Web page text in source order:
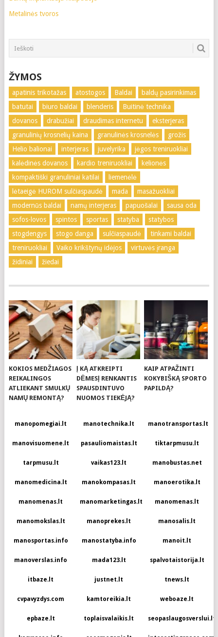
Metalinės tvoros
ŽYMOS
apatinis trikotažas atostogos Baldai
baldų pasirinkimas
batutai
biuro baldai blenderis
Buitinė technika
dovanos
drabužiai draudimas internetu
eksterjeras
granulinių krosnelių kaina
granulinės krosnelės
grožis
Helio balionai
interjeras juvelyrika
jėgos treniruokliai
kalėdinės dovanos
kardio treniruokliai
kelionės
kompaktiški granuliniai katilai
liemenėlė
lėtaeigė HUROM sulčiaspaudė
mada
masažuokliai
modernūs baldai
namų interjeras papuošalai
sausa oda
sofos-lovos
spintos sportas statyba
statybos
stogdengys
stogo danga sulčiaspaudė
tinkami baldai
treniruokliai
Vaiko krikštynų idėjos
virtuvės įranga
židiniai
žiedai
KOKIOS MEDŽIAGOS
REIKALINGOS
ATLIEKANT SMULKŲ
NAMŲ REMONTĄ?
Į KĄ ATKREIPTI
DĖMESĮ RENKANTIS
SPAUSDINTUVO
NUOMOS TIEKĖJĄ?
KAIP ATPAŽINTI
KOKYBIŠKĄ SPORTO
PAPILDĄ?
manopomegiai.lt manotechnika.lt manotransportas.lt
manovisuomene.lt pasauliomaistas.lt tiktarpmusu.lt
tarpmusu.lt vaikas123.lt manobustas.net
manomedicina.lt manokompasas.lt manoerotika.lt
manomenas.lt manomarketingas.lt manomenas.lt
manomokslas.lt manoprekes.lt manosalis.lt
manosportas.info manostatyba.info manoit.lt
manoverslas.info mada123.lt spalvotaistorija.lt
itbaze.lt justnet.lt tnews.lt
cvpavyzdys.com kamtoreikia.lt weboaze.lt
epbaze.lt toplaisvalaikis.lt seopaslaugosverslui.lt